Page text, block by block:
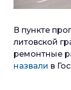
В пункте
литовской
ремонтные
назвали в